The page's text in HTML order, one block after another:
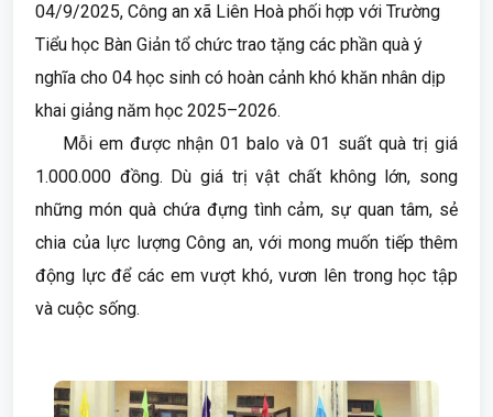
04/9/2025, Công an xã Liên Hoà phối hợp với Trường
Tiểu học Bàn Giản tổ chức trao tặng các phần quà ý
nghĩa cho 04 học sinh có hoàn cảnh khó khăn nhân dịp
khai giảng năm học 2025–2026.
Mỗi em được nhận 01 balo và 01 suất quà trị giá
1.000.000 đồng. Dù giá trị vật chất không lớn, song
những món quà chứa đựng tình cảm, sự quan tâm, sẻ
chia của lực lượng Công an, với mong muốn tiếp thêm
động lực để các em vượt khó, vươn lên trong học tập
và cuộc sống.